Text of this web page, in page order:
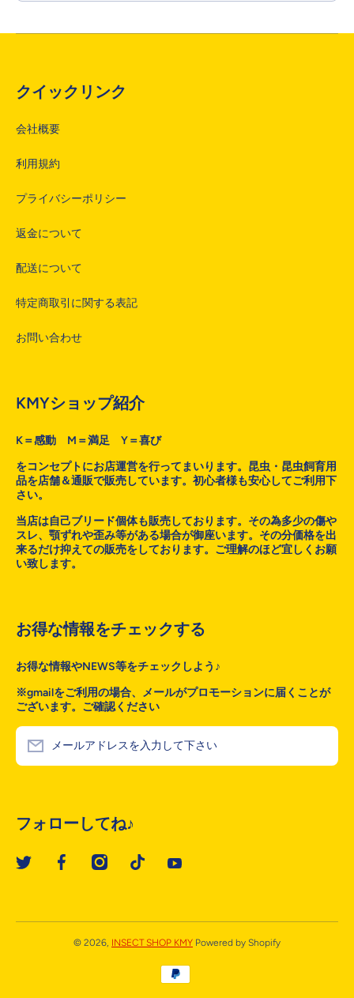
クイックリンク
会社概要
利用規約
プライバシーポリシー
返金について
配送について
特定商取引に関する表記
お問い合わせ
KMYショップ紹介
K＝感動 M＝満足 Y＝喜び
をコンセプトにお店運営を行ってまいります。昆虫・昆虫飼育用
品を店舗＆通販で販売しています。初心者様も安心してご利用下
さい。
当店は自己ブリード個体も販売しております。その為多少の傷や
スレ、顎ずれや歪み等がある場合が御座います。その分価格を出
来るだけ抑えての販売をしております。ご理解のほど宜しくお願
い致します。
お得な情報をチェックする
お得な情報やNEWS等をチェックしよう♪
※gmailをご利用の場合、メールがプロモーションに届くことが
ございます。ご確認ください
メールアドレスを入力して下さい
フォローしてね♪
twittercom/@towa_06171088
facebookcom/kmyinsectshop
instagramcom/insect_shop_kmy
vttiktokcom/ZSR1MnSkd/
youtubecom/channel/
© 2026, INSECT SHOP KMY Powered by Shopify
お支払い方法